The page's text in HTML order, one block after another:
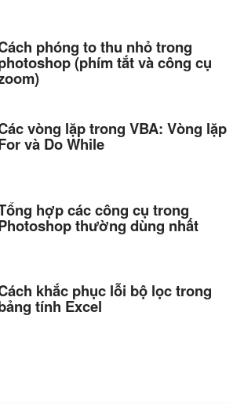
phóng to thu nhỏ trong
(phím tắt và công cụ
vòng lặp trong VBA: Vòng lặp
và Do While
hợp các công cụ trong
thường dùng nhất
khắc phục lỗi bộ lọc trong
tính Excel